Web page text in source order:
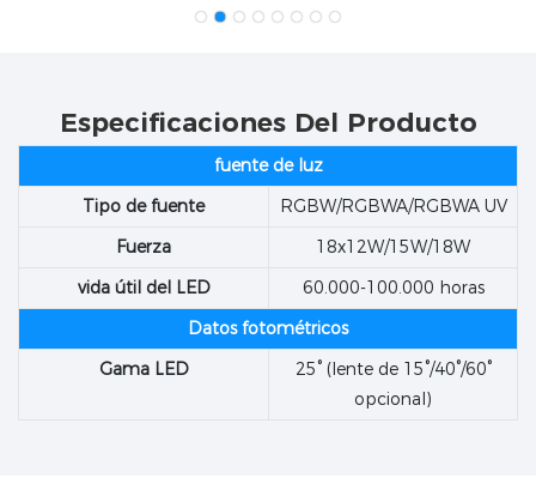
Especificaciones Del Producto
fuente de luz
Tipo de fuente
RGBW/RGBWA/RGBWA UV
Fuerza
18x12W/15W/18W
vida útil del LED
60.000-100.000 horas
Datos fotométricos
Gama LED
25° (lente de 15°/40°/60°
opcional)